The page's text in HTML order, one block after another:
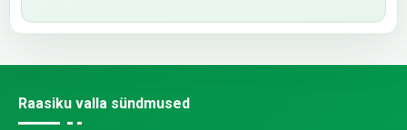
Raasiku valla sündmused